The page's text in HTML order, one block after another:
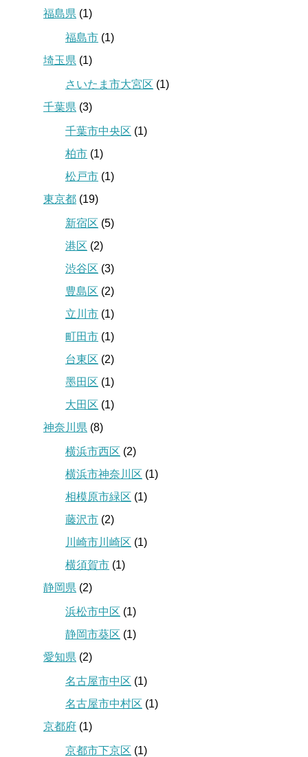
福島県 (1)
福島市 (1)
埼玉県 (1)
さいたま市大宮区 (1)
千葉県 (3)
千葉市中央区 (1)
柏市 (1)
松戸市 (1)
東京都 (19)
新宿区 (5)
港区 (2)
渋谷区 (3)
豊島区 (2)
立川市 (1)
町田市 (1)
台東区 (2)
墨田区 (1)
大田区 (1)
神奈川県 (8)
横浜市西区 (2)
横浜市神奈川区 (1)
相模原市緑区 (1)
藤沢市 (2)
川崎市川崎区 (1)
横須賀市 (1)
静岡県 (2)
浜松市中区 (1)
静岡市葵区 (1)
愛知県 (2)
名古屋市中区 (1)
名古屋市中村区 (1)
京都府 (1)
京都市下京区 (1)